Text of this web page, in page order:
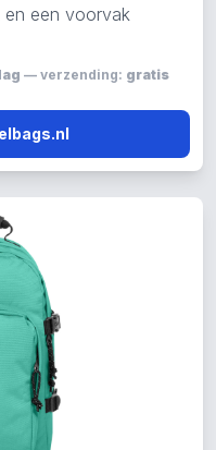
en een voorvak
— verzending: gratis